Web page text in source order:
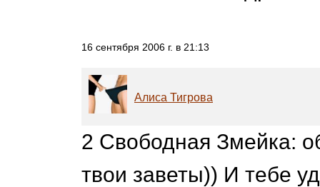
16 сентября 2006 г. в 21:13
Алиса Тигрова
2 Свободная Змейка:
твои заветы)) И тебе